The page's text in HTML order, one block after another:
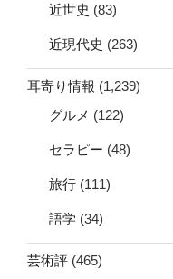
近世史 (83)
近現代史 (263)
耳寄り情報 (1,239)
グルメ (122)
セラピー (48)
旅行 (111)
語学 (34)
芸術評 (465)